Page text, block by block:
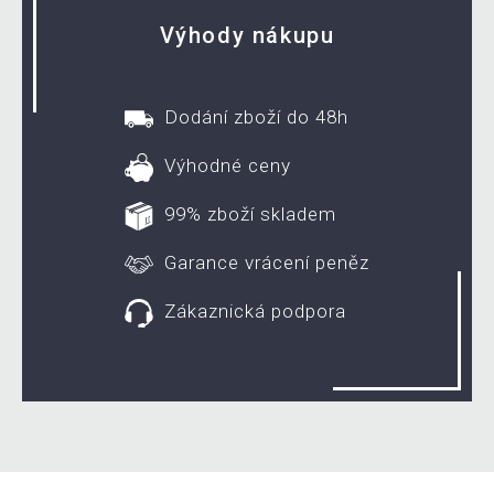
Výhody nákupu
Dodání zboží do 48h
Výhodné ceny
99% zboží skladem
Garance vrácení peněz
Zákaznická podpora